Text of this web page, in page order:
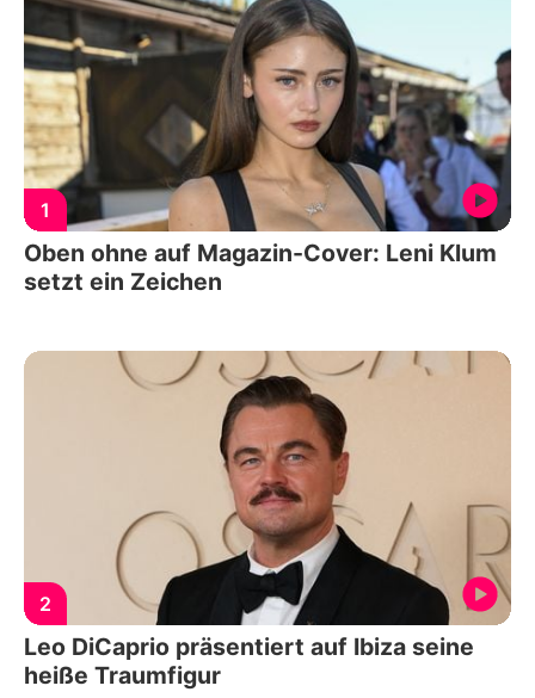
1
Oben ohne auf Magazin-Cover: Leni Klum
setzt ein Zeichen
2
Leo DiCaprio präsentiert auf Ibiza seine
heiße Traumfigur